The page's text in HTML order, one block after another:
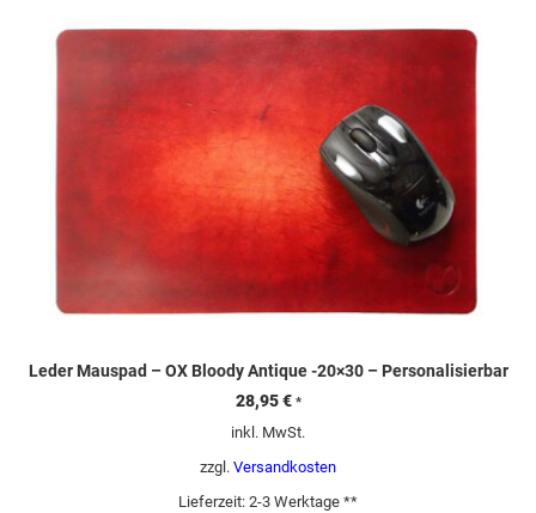
Leder Mauspad – OX Bloody Antique -20×30 – Personalisierbar
28,95€ *
inkl. MwSt.
zzgl. Versandkosten
Lieferzeit: 2-3 Werktage **